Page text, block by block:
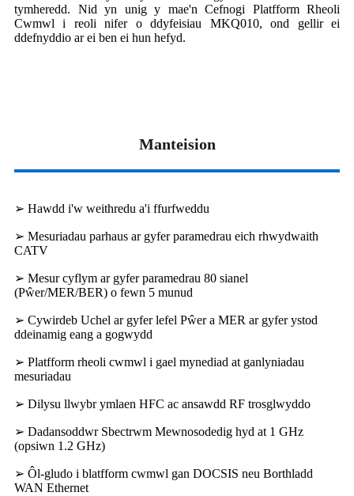
tymheredd. Nid yn unig y mae'n Cefnogi Platfform Rheoli
Cwmwl i reoli nifer o ddyfeisiau MKQ010, ond gellir ei
ddefnyddio ar ei ben ei hun hefyd.
Manteision
➢ Hawdd i'w weithredu a'i ffurfweddu
➢ Mesuriadau parhaus ar gyfer paramedrau eich rhwydwaith
CATV
➢ Mesur cyflym ar gyfer paramedrau 80 sianel
(Pŵer/MER/BER) o fewn 5 munud
➢ Cywirdeb Uchel ar gyfer lefel Pŵer a MER ar gyfer ystod
ddeinamig eang a gogwydd
➢ Platfform rheoli cwmwl i gael mynediad at ganlyniadau
mesuriadau
➢ Dilysu llwybr ymlaen HFC ac ansawdd RF trosglwyddo
➢ Dadansoddwr Sbectrwm Mewnosodedig hyd at 1 GHz
(opsiwn 1.2 GHz)
➢ Ôl-gludo i blatfform cwmwl gan DOCSIS neu Borthladd
WAN Ethernet